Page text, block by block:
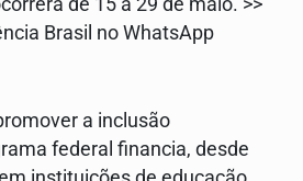
de 15 a 29 de maio. >>
Brasil no WhatsApp
a inclusão
federal financia, desde